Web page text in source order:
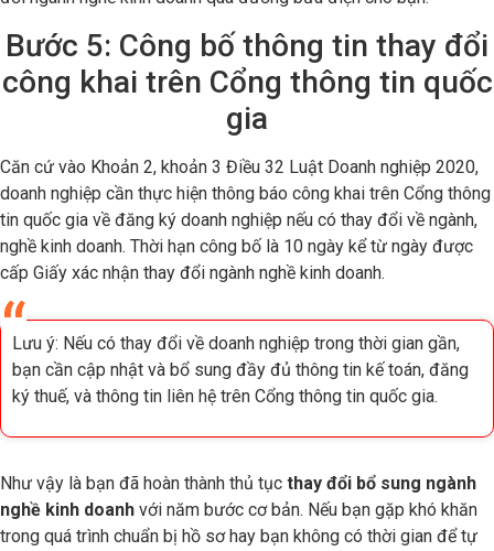
Bước 5: Công bố thông tin thay đổi
công khai trên Cổng thông tin quốc
gia
Căn cứ vào Khoản 2, khoản 3 Điều 32 Luật Doanh nghiệp 2020,
doanh nghiệp cần thực hiện thông báo công khai trên Cổng thông
tin quốc gia về đăng ký doanh nghiệp nếu có thay đổi về ngành,
nghề kinh doanh. Thời hạn công bố là 10 ngày kể từ ngày được
cấp Giấy xác nhận thay đổi ngành nghề kinh doanh.
Lưu ý: Nếu có thay đổi về doanh nghiệp trong thời gian gần,
bạn cần cập nhật và bổ sung đầy đủ thông tin kế toán, đăng
ký thuế, và thông tin liên hệ trên Cổng thông tin quốc gia.
Như vậy là bạn đã hoàn thành thủ tục thay đổi bổ sung ngành
nghề kinh doanh với năm bước cơ bản. Nếu bạn gặp khó khăn
trong quá trình chuẩn bị hồ sơ hay bạn không có thời gian để tự